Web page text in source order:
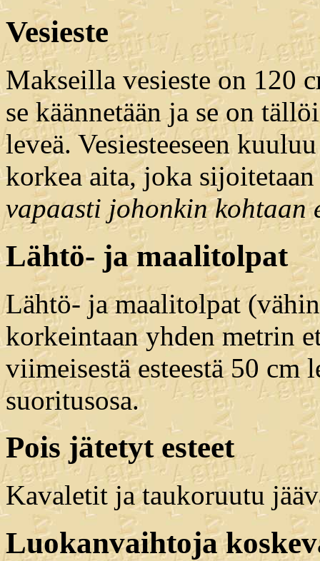
Vesieste
Makseilla vesieste on 120
se käännetään ja se on
leveä. Vesiesteeseen
korkea aita, joka
vapaasti johonkin kohtaan
Lähtö- ja maalitolpat
Lähtö- ja maalitolpat
korkeintaan yhden metrin
viimeisestä esteestä 50 cm
suoritusosa.
Pois jätetyt esteet
Kavaletit ja taukoruutu
Luokanvaihtoja